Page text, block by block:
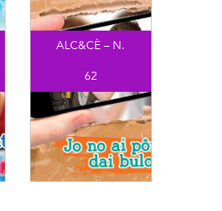
ALC&CÈ – N.
62